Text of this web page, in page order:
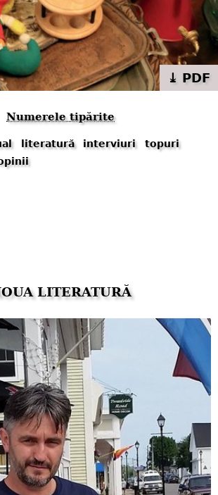
⤓ PDF
Numerele tipărite
literatură interviuri
topuri
LITERATURĂ